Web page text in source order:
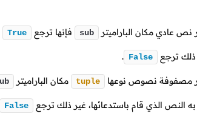
نص عادي مكان الباراميتر sub فإنها ترجع True
ذلك ترجع False
.
مصفوفة نصوص نوعها tuple مكان الباراميتر
النص الذي قام باستدعائها، غير ذلك ترجع False